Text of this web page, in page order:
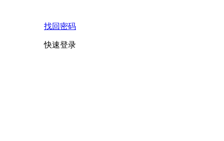
找回密码
快速登录